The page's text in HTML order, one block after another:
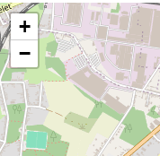
+
−